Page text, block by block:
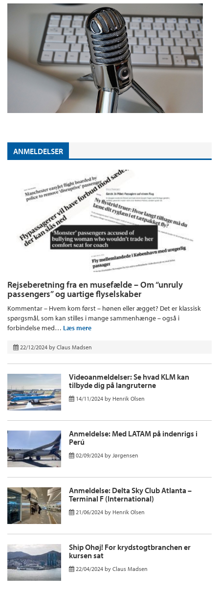
ANMELDELSER
Rejseberetning fra en musefælde – Om “unruly
passengers” og uartige flyselskaber
Kommentar – Hvem kom først – hønen eller ægget? Det er klassisk
spørgsmål, som kan stilles i mange sammenhænge – også i
forbindelse med… Læs mere
22/12/2024 by Claus Madsen
Videoanmeldelser: Se hvad KLM kan
tilbyde dig på langruterne
14/11/2024 by Henrik Olsen
Anmeldelse: Med LATAM på indenrigs i
Perú
02/09/2024 by Jørgensen
Anmeldelse: Delta Sky Club Atlanta –
Terminal F (International)
21/06/2024 by Henrik Olsen
Ship Ohøj! For krydstogtbranchen er
kursen sat
22/04/2024 by Claus Madsen